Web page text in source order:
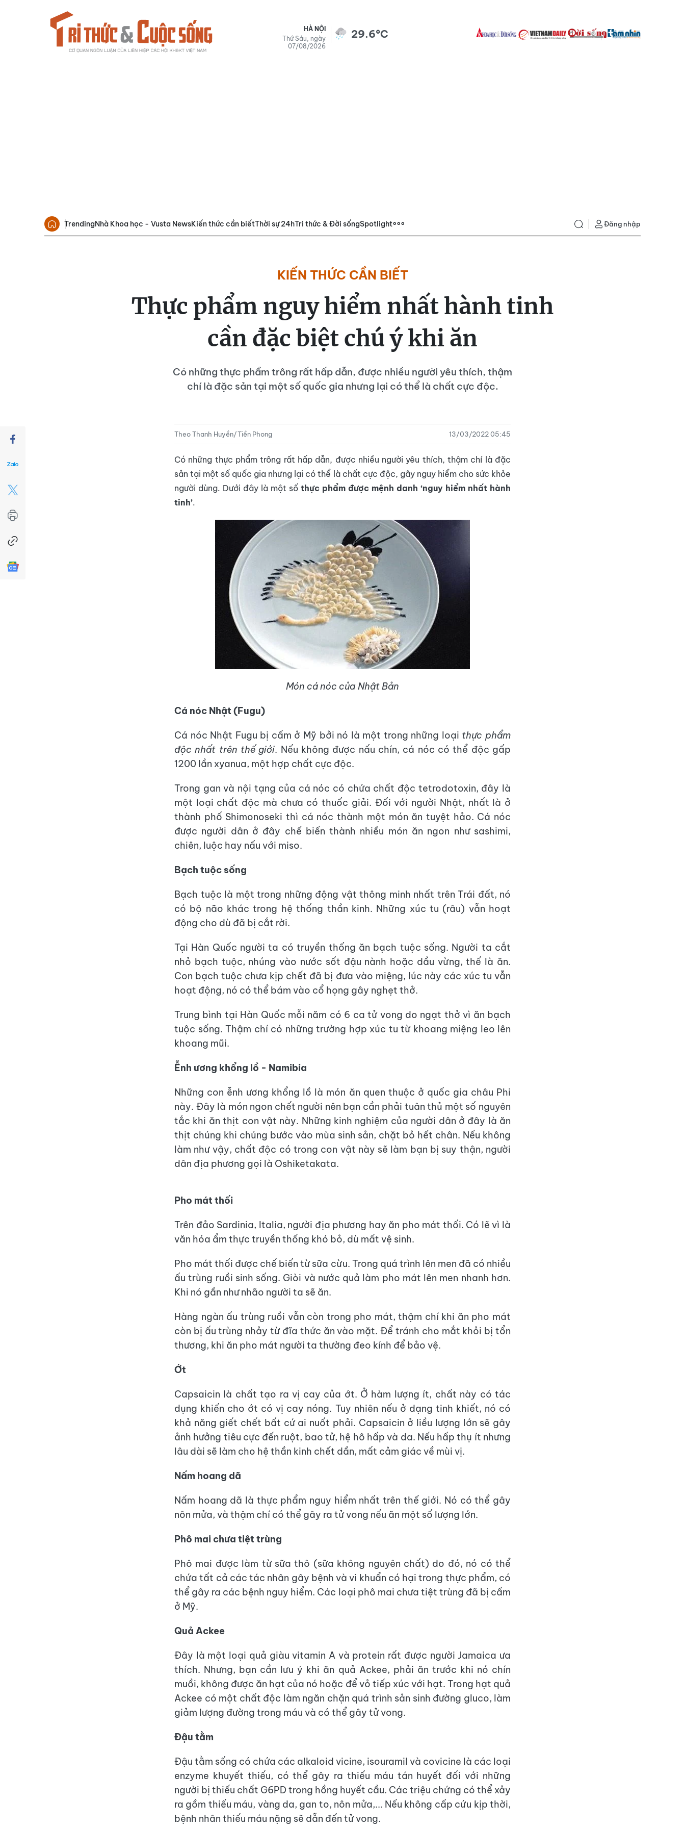
HÀ NỘI
Thứ Sáu, ngày
07/08/2026
29.6°C
TrendingNhà Khoa học - Vusta NewsKiến thức cần biếtThời sự 24hTri thức & Đời sốngSpotlight Đăng nhập
KIẾN THỨC CẦN BIẾT
Thực phẩm nguy hiểm nhất hành tinh
cần đặc biệt chú ý khi ăn
Có những thực phẩm trông rất hấp dẫn, được nhiều người yêu thích, thậm
chí là đặc sản tại một số quốc gia nhưng lại có thể là chất cực độc.
Theo Thanh Huyền/Tiền Phong 13/03/2022 05:45
Có những thực phẩm trông rất hấp dẫn, được nhiều người yêu thích, thậm chí là đặc
sản tại một số quốc gia nhưng lại có thể là chất cực độc, gây nguy hiểm cho sức khỏe
người dùng. Dưới đây là một số thực phẩm được mệnh danh ‘nguy hiểm nhất hành
tinh’.
Món cá nóc của Nhật Bản
Cá nóc Nhật (Fugu)
Cá nóc Nhật Fugu bị cấm ở Mỹ bởi nó là một trong những loại thực phẩm
độc nhất trên thế giới. Nếu không được nấu chín, cá nóc có thể độc gấp
1200 lần xyanua, một hợp chất cực độc.
Trong gan và nội tạng của cá nóc có chứa chất độc tetrodotoxin, đây là
một loại chất độc mà chưa có thuốc giải. Đối với người Nhật, nhất là ở
thành phố Shimonoseki thì cá nóc thành một món ăn tuyệt hảo. Cá nóc
được người dân ở đây chế biến thành nhiều món ăn ngon như sashimi,
chiên, luộc hay nấu với miso.
Bạch tuộc sống
Bạch tuộc là một trong những động vật thông minh nhất trên Trái đất, nó
có bộ não khác trong hệ thống thần kinh. Những xúc tu (râu) vẫn hoạt
động cho dù đã bị cắt rời.
Tại Hàn Quốc người ta có truyền thống ăn bạch tuộc sống. Người ta cắt
nhỏ bạch tuộc, nhúng vào nước sốt đậu nành hoặc dầu vừng, thế là ăn.
Con bạch tuộc chưa kịp chết đã bị đưa vào miệng, lúc này các xúc tu vẫn
hoạt động, nó có thể bám vào cổ họng gây nghẹt thở.
Trung bình tại Hàn Quốc mỗi năm có 6 ca tử vong do ngạt thở vì ăn bạch
tuộc sống. Thậm chí có những trường hợp xúc tu từ khoang miệng leo lên
khoang mũi.
Ễnh ương khổng lồ - Namibia
Những con ễnh ương khổng lồ là món ăn quen thuộc ở quốc gia châu Phi
này. Đây là món ngon chết người nên bạn cần phải tuân thủ một số nguyên
tắc khi ăn thịt con vật này. Những kinh nghiệm của người dân ở đây là ăn
thịt chúng khi chúng bước vào mùa sinh sản, chặt bỏ hết chân. Nếu không
làm như vậy, chất độc có trong con vật này sẽ làm bạn bị suy thận, người
dân địa phương gọi là Oshiketakata.
Pho mát thối
Trên đảo Sardinia, Italia, người địa phương hay ăn pho mát thối. Có lẽ vì là
văn hóa ẩm thực truyền thống khó bỏ, dù mất vệ sinh.
Pho mát thối được chế biến từ sữa cừu. Trong quá trình lên men đã có nhiều
ấu trùng ruồi sinh sống. Giòi và nước quả làm pho mát lên men nhanh hơn.
Khi nó gần như nhão người ta sẽ ăn.
Hàng ngàn ấu trùng ruồi vẫn còn trong pho mát, thậm chí khi ăn pho mát
còn bị ấu trùng nhảy từ đĩa thức ăn vào mặt. Để tránh cho mắt khỏi bị tổn
thương, khi ăn pho mát người ta thường đeo kính để bảo vệ.
Ớt
Capsaicin là chất tạo ra vị cay của ớt. Ở hàm lượng ít, chất này có tác
dụng khiến cho ớt có vị cay nóng. Tuy nhiên nếu ở dạng tinh khiết, nó có
khả năng giết chết bất cứ ai nuốt phải. Capsaicin ở liều lượng lớn sẽ gây
ảnh hưởng tiêu cực đến ruột, bao tử, hệ hô hấp và da. Nếu hấp thụ ít nhưng
lâu dài sẽ làm cho hệ thần kinh chết dần, mất cảm giác về mùi vị.
Nấm hoang dã
Nấm hoang dã là thực phẩm nguy hiểm nhất trên thế giới. Nó có thể gây
nôn mửa, và thậm chí có thể gây ra tử vong nếu ăn một số lượng lớn.
Phô mai chưa tiệt trùng
Phô mai được làm từ sữa thô (sữa không nguyên chất) do đó, nó có thể
chứa tất cả các tác nhân gây bệnh và vi khuẩn có hại trong thực phẩm, có
thể gây ra các bệnh nguy hiểm. Các loại phô mai chưa tiệt trùng đã bị cấm
ở Mỹ.
Quả Ackee
Đây là một loại quả giàu vitamin A và protein rất được người Jamaica ưa
thích. Nhưng, bạn cần lưu ý khi ăn quả Ackee, phải ăn trước khi nó chín
muồi, không được ăn hạt của nó hoặc để vỏ tiếp xúc với hạt. Trong hạt quả
Ackee có một chất độc làm ngăn chặn quá trình sản sinh đường gluco, làm
giảm lượng đường trong máu và có thể gây tử vong.
Đậu tằm
Đậu tằm sống có chứa các alkaloid vicine, isouramil và covicine là các loại
enzyme khuyết thiếu, có thể gây ra thiếu máu tán huyết đối với những
người bị thiếu chất G6PD trong hồng huyết cầu. Các triệu chứng có thể xảy
ra gồm thiếu máu, vàng da, gan to, nôn mửa,... Nếu không cấp cứu kịp thời,
bệnh nhân thiếu máu nặng sẽ dẫn đến tử vong.